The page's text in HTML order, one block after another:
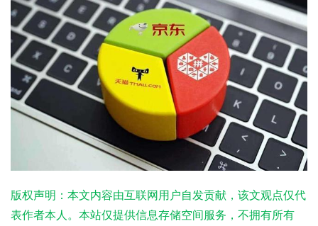
版权声明：本文内容由互联网用户自发贡献，该文观点仅代
表作者本人。本站仅提供信息存储空间服务，不拥有所有